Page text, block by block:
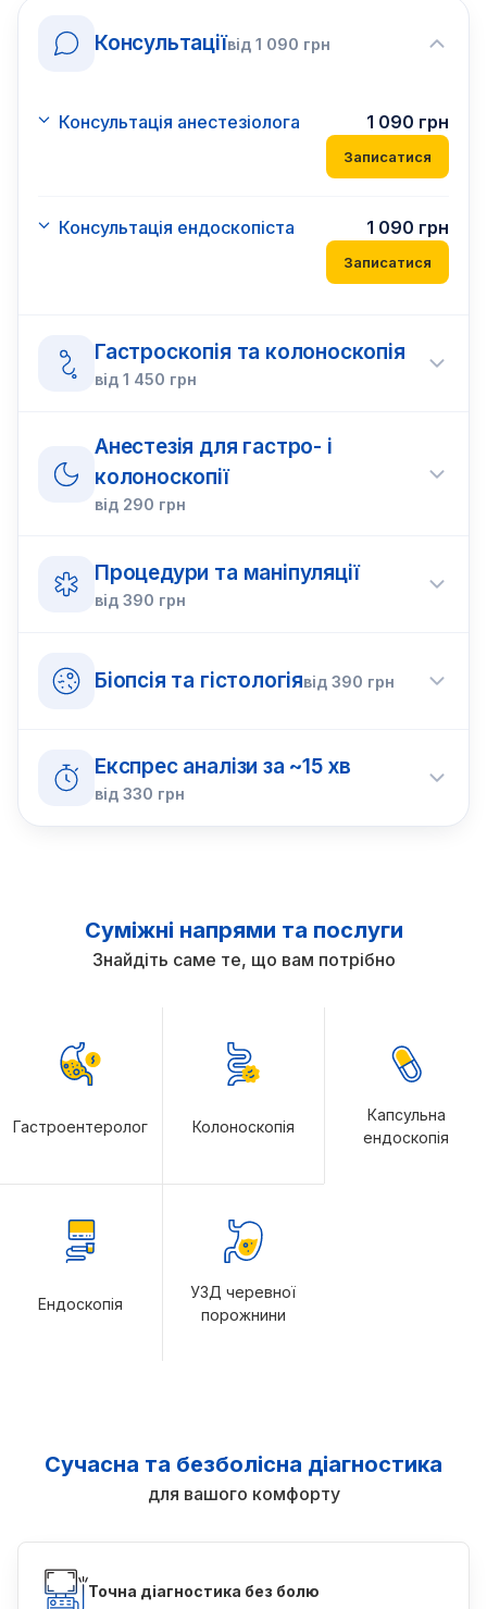
Консультаціївід 1 090 грн
Консультація анестезіолога 1 090 грн
Записатися
Консультація ендоскопіста 1 090 грн
Записатися
Гастроскопія та колоноскопія
від 1 450 грн
Анестезія для гастро- і
колоноскопії
від 290 грн
Процедури та маніпуляції
від 390 грн
Біопсія та гістологіявід390 грн
Експрес аналізи за ~15 хв
від 330 грн
Суміжні напрями та послуги
Знайдіть саме те, що вам потрібно
Гастроентеролог Колоноскопія
Капсульна
ендоскопія
Ендоскопія
УЗД черевної
порожнини
Сучасна та безболісна діагностика
для вашого комфорту
Точна діагностика без болю